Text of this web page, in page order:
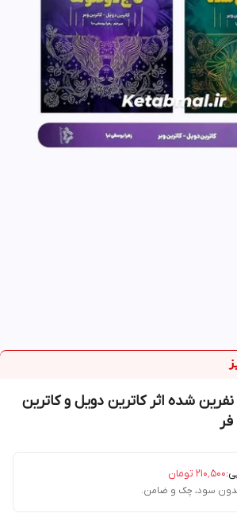
نفرین شده اثر کاترین دویل و کاترین
۲۱۰٬۵۰۰ تومان